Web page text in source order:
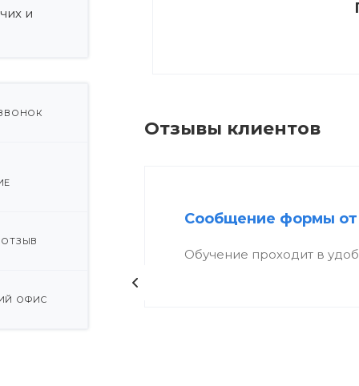
и
ОФИС
Отзывы клиентов
Сообщение формы
Обучение проходит в